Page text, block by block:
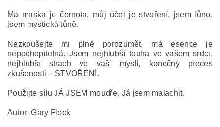
Má maska je černota, můj účel je stvoření, jsem lůno,
jsem mystická tůně.
Nezkoušejte mi plně porozumět, má esence je
nepochopitelná. Jsem nejhlubší touha ve vašem srdci,
nejhlubší strach ve vaší mysli, konečný proces
zkušenosti – STVOŘENÍ.
Použijte sílu JÁ JSEM moudře. Já jsem malachit.
Autor: Gary Fleck